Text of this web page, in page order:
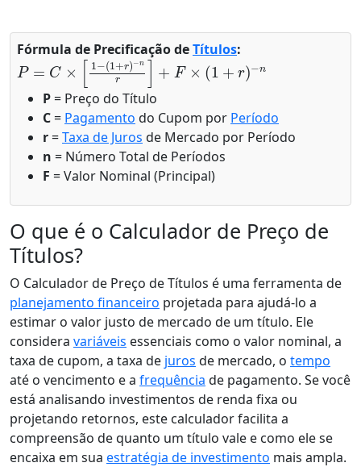
Fórmula de Precificação deTítulos:
P=C×[1−(1+r)−nr]+F× 1+r)−n
P= Preço do Título
C= Pagamento do Cupom por Período
r=Taxa de Juros de Mercado por Período
n = Número Total de Períodos
F = Valor Nominal (Principal)
O que é o Calculador de Preço de
Títulos?
O Calculador de Preço de Títulos é uma ferramenta de
planejamento financeiro projetada para ajudá-lo a
estimar o valor justo de mercado de um título. Ele
considera variáveis essenciais como o valor nominal, a
taxa de cupom, a taxa de juros de mercado, o tempo
até o vencimento e a frequência de pagamento. Se você
está analisando investimentos de renda fixa ou
projetando retornos, este calculador facilita a
compreensão de quanto um título vale e como ele se
encaixa em sua estratégia de investimento mais ampla.